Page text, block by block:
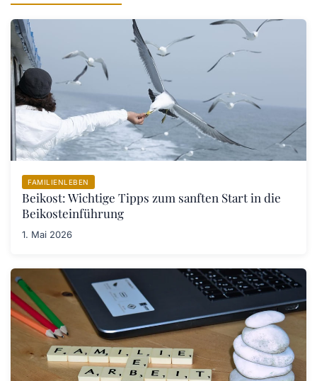
FAMILIENLEBEN
Beikost: Wichtige Tipps zum sanften Start in die
Beikosteinführung
1. Mai 2026